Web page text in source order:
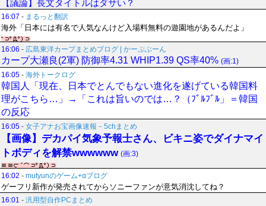
【議論】長文タイトルはダサい？
16:07 - まるっと翻訳
海外「日本には有名で人気なんけど入場料無料の遊園地があるんだよ」
16:06 - 広島東洋カープまとめブログ | かーぷぶーん
カープ大瀬良(2軍) 防御率4.31 WHIP1.39 QS率40% (画:1)
16:05 - 海外トークログ
韓国人「現在、日本でとんでもない進化を遂げている韓国料
理がこちら…」→「これは旨いのでは…？（ﾌﾞﾙﾌﾞﾙ」＝韓国
の反応
16:05 - 女子アナお宝画像速報－5chまとめ
【画像】デカパイ気象予報士さん、ビキニ姿でダイナマイ
トボディを解禁wwwwww (画:3)
16:02 - mutyunのゲーム+αブログ
ゲーフリ新作が発売されてからソニーファンが意気消沈してね？
16:01 - 汎用型自作PCまとめ